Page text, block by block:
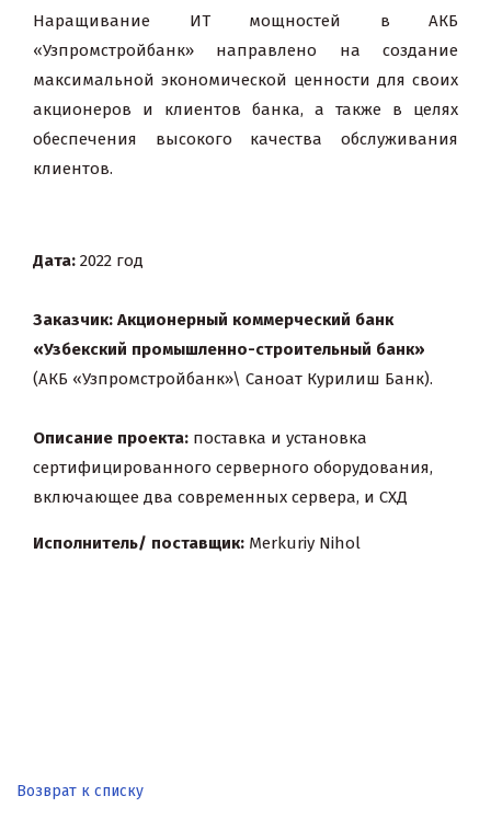
Наращивание ИТ мощностей в АКБ
«Узпромстройбанк» направлено на создание
максимальной экономической ценности для своих
акционеров и клиентов банка, а также в целях
обеспечения высокого качества обслуживания
клиентов.
Дата: 2022 год
Заказчик: Акционерный коммерческий банк
«Узбекский промышленно-строительный банк»
(АКБ «Узпромстройбанк»\ Саноат Курилиш Банк).
Описание проекта: поставка и установка
сертифицированного серверного оборудования,
включающее два современных сервера, и СХД
Исполнитель/ поставщик: Merkuriy Nihol
Возврат к списку